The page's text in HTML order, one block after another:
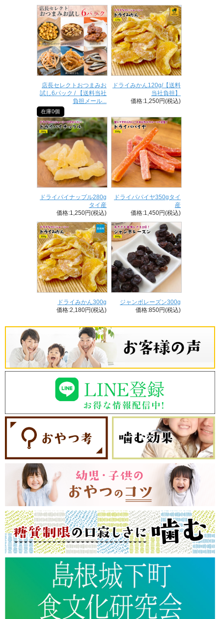
店長セレクトおつまみお
試し6パック / 【送料当社
負担メール...
在庫0個
ドライみかん120g/【送料
当社負担】
価格:1,250円(税込)
ドライパイナップル280g
タイ産
価格:1,250円(税込)
ドライパパイヤ350gタイ
産
価格:1,450円(税込)
ドライみかん300g
価格:2,180円(税込)
ジャンボレーズン300g
価格:850円(税込)